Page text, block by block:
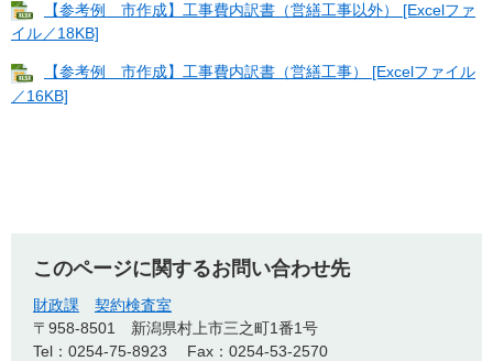
【参考例 市作成】工事費内訳書（営繕工事以外） [Excelファ
イル／18KB]
【参考例 市作成】工事費内訳書（営繕工事） [Excelファイル
／16KB]
このページに関するお問い合わせ先
財政課
契約検査室
〒958-8501
新潟県村上市三之町1番1号
Tel：0254-75-8923
Fax：0254-53-2570